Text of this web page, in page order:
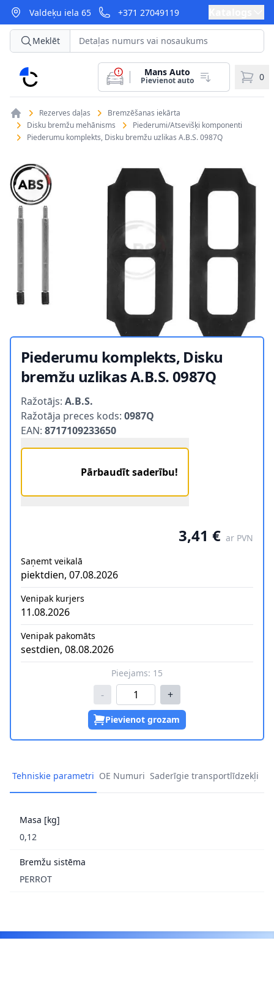
Valdeķu iela 65 +371 27049119
CarParts
Meklēt
Mans Auto
Pievienot auto 0
Rezerves daļas
Bremzēšanas iekārta
Disku bremžu mehānisms
Piederumi/Atsevišķi komponenti
Piederumu komplekts, Disku bremžu uzlikas A.B.S. 0987Q
Piederumu komplekts, Disku
bremžu uzlikas A.B.S. 0987Q
Ražotājs: A.B.S.
Ražotāja preces kods: 0987Q
EAN: 8717109233650
Pārbaudīt saderību!
3,41 € ar PVN
Saņemt veikalā
piektdien, 07.08.2026
Venipak kurjers
11.08.2026
Venipak pakomāts
sestdien, 08.08.2026
Pieejams: 15
- +
Pievienot grozam
Tehniskie parametri OE Numuri Saderīgie transportlīdzekļi
Masa [kg]
0,12
Bremžu sistēma
PERROT